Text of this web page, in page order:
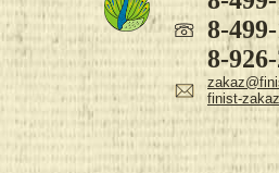
8-
8-
finist-